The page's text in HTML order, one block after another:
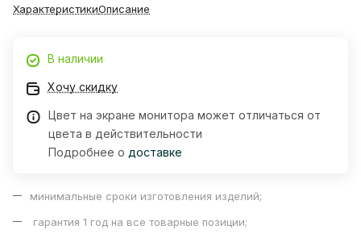
ХарактеристикиОписание
В наличии
Хочу скидку
Цвет на экране монитора может отличаться от
цвета в действительности
Подробнее о доставке
минимальные сроки изготовления изделий;
гарантия 1 год на все товарные позиции;